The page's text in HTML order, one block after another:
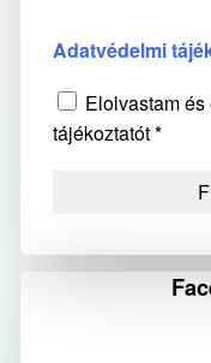
Adatvédelmi
Elolvastam
tájékoztatót *